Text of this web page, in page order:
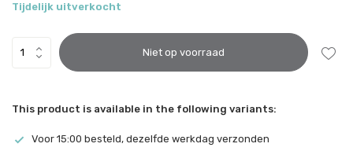
Tijdelijk uitverkocht
Niet op voorraad
This product is available in the following variants:
Voor 15:00 besteld, dezelfde werkdag verzonden